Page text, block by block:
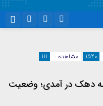
ایتا
واتساپ
1520 مشاهده :
111
دهک در آمدی؛ وضعیت